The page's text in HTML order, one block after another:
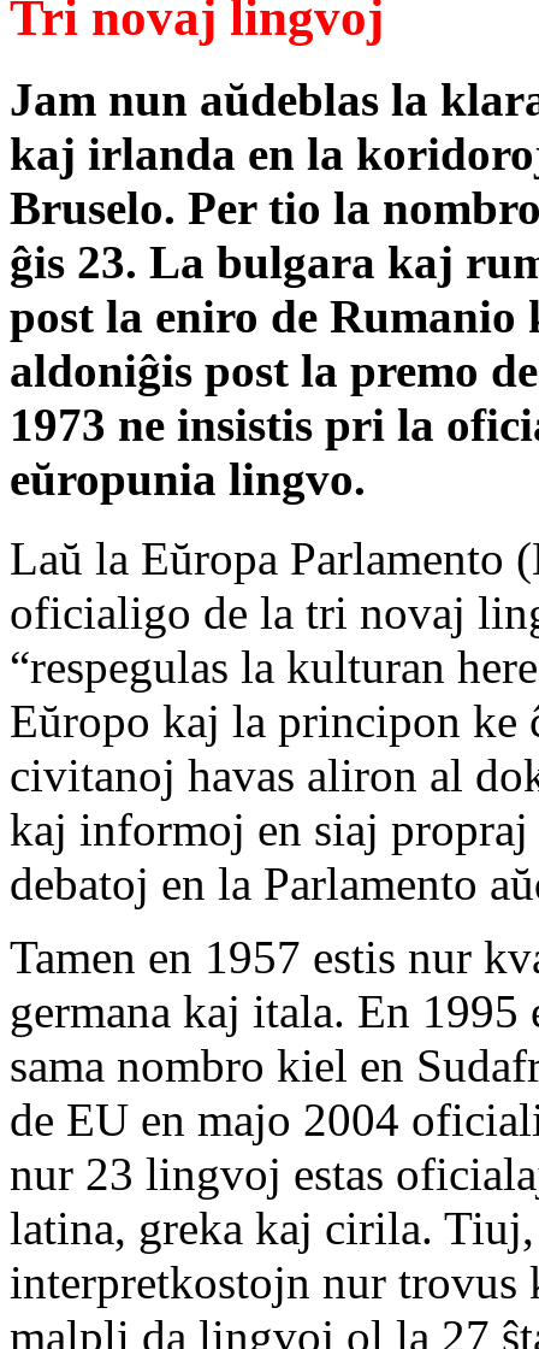
Tri novaj lingvoj
Jam nun aŭdeblas la
kaj irlanda en la
Bruselo. Per tio la
ĝis 23. La bulgara kaj
post la eniro de
aldoniĝis post la premo
1973 ne insistis pri la
eŭropunia lingvo.
Laŭ la Eŭropa Parlamento
oficialigo de la tri novaj
“respegulas la kulturan
Eŭropo kaj la principon ke
civitanoj havas aliron al
kaj informoj en siaj
debatoj en la Parlamento
Tamen en 1957 estis nur
germana kaj itala. En
sama nombro kiel en
de EU en majo 2004
nur 23 lingvoj estas
latina, greka kaj cirila.
interpretkostojn nur trovus
malpli da lingvoj ol la 27